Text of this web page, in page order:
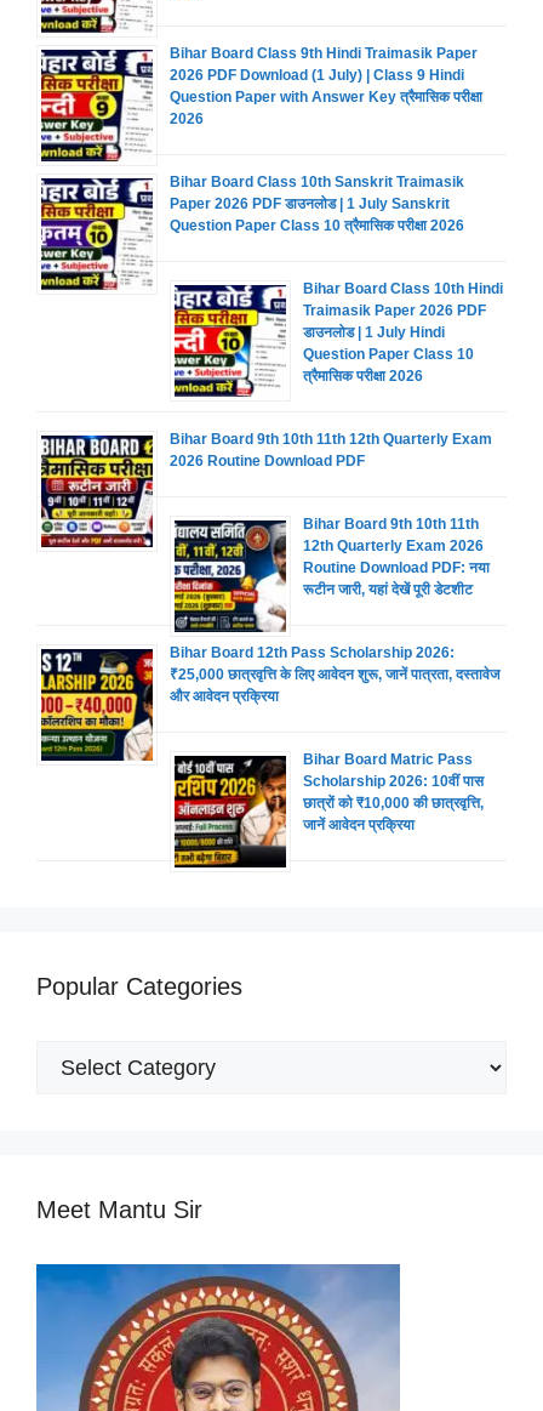
Bihar Board Class 9th Hindi Traimasik Paper
2026 PDF Download (1 July) | Class 9 Hindi
Question Paper with Answer Key त्रैमासिक परीक्षा
2026
Bihar Board Class 10th Sanskrit Traimasik
Paper 2026 PDF डाउनलोड | 1 July Sanskrit
Question Paper Class 10 त्रैमासिक परीक्षा 2026
Bihar Board Class 10th Hindi
Traimasik Paper 2026 PDF
डाउनलोड | 1 July Hindi
Question Paper Class 10
त्रैमासिक परीक्षा 2026
Bihar Board 9th 10th 11th 12th Quarterly Exam
2026 Routine Download PDF
Bihar Board 9th 10th 11th
12th Quarterly Exam 2026
Routine Download PDF: नया
रूटीन जारी, यहां देखें पूरी डेटशीट
Bihar Board 12th Pass Scholarship 2026:
₹25,000 छात्रवृत्ति के लिए आवेदन शुरू, जानें पात्रता, दस्तावेज
और आवेदन प्रक्रिया
Bihar Board Matric Pass
Scholarship 2026: 10वीं पास
छात्रों को ₹10,000 की छात्रवृत्ति,
जानें आवेदन प्रक्रिया
Popular Categories
Popular
Meet Mantu Sir